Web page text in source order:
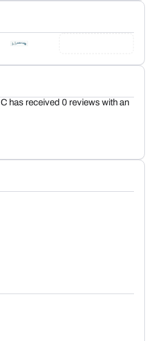
has received 0 reviews with an